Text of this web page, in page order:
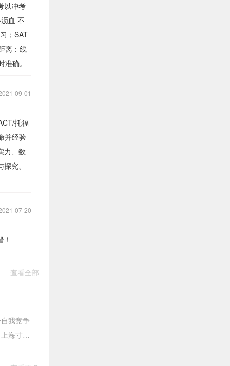
以冲考
血 不
；SAT
离：线
确。
09-01
托福
并经验
力、数
究、
07-20
查看全部
我竞争
海寸心